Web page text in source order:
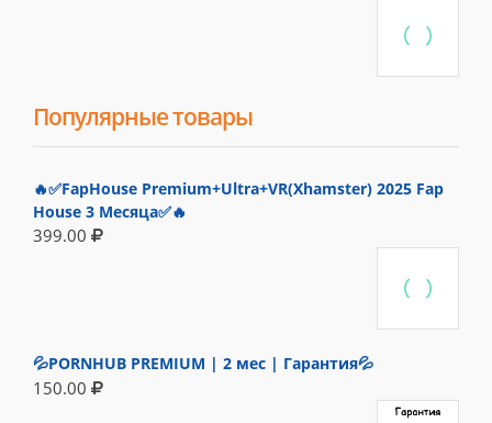
Популярные товары
🔥✅FapHouse Premium+Ultra+VR(Xhamster) 2025 Fap
House 3 Месяца✅🔥
399.00
💦PORNHUB PREMIUM | 2 мес | Гарантия💦
150.00